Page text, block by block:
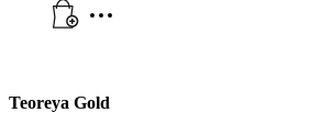
Teoreya Gold